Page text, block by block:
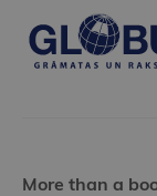
More than a